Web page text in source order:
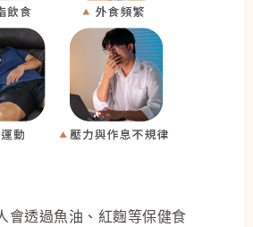
會透過魚油、紅麴等保健食